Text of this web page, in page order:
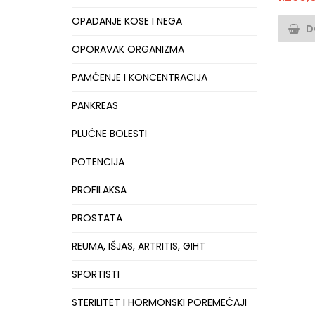
OPADANJE KOSE I NEGA
OPORAVAK ORGANIZMA
PAMĆENJE I KONCENTRACIJA
PANKREAS
PLUĆNE BOLESTI
POTENCIJA
PROFILAKSA
PROSTATA
REUMA, IŠJAS, ARTRITIS, GIHT
SPORTISTI
STERILITET I HORMONSKI POREMEĆAJI